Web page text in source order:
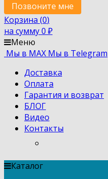
Позвоните мне
Корзина (0)
на сумму0 ₽
Меню
Мы в MAX Мы в Telegram
Доставка
Оплата
Гарантия и возврат
БЛОГ
Видео
Контакты
Каталог